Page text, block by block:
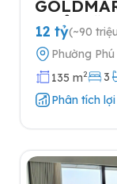
NGỦ-
SLOT Ô
12 tỷ(~90
Phường
Hà Nội
135 m2 3
Phân tích